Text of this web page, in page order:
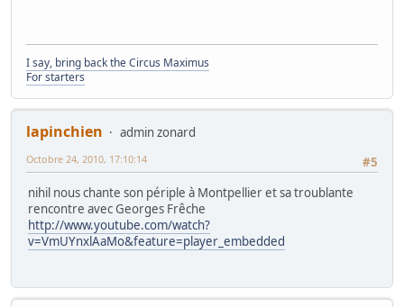
I say, bring back the Circus Maximus
For starters
lapinchien
admin zonard
#5
Octobre 24, 2010, 17:10:14
nihil nous chante son périple à Montpellier et sa troublante
rencontre avec Georges Frêche
http://www.youtube.com/watch?
v=VmUYnxlAaMo&feature=player_embedded